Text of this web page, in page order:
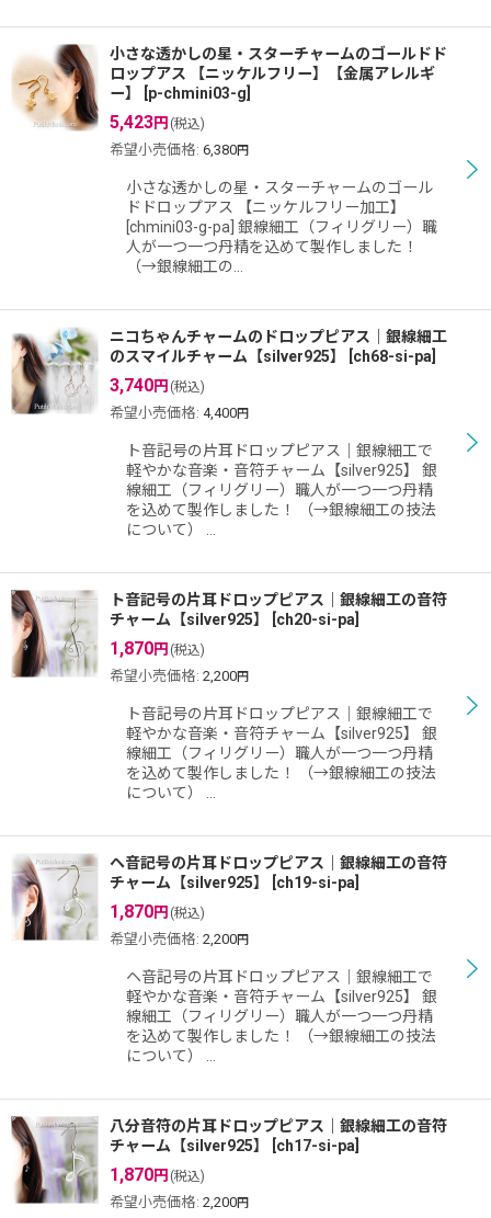
小さな透かしの星・スターチャームのゴールドド
ロップアス 【ニッケルフリー】【金属アレルギ
ー】
p-chmini03-g
5,423円 (税込)
希望小売価格: 6,380円
小さな透かしの星・スターチャームのゴール
ドドロップアス 【ニッケルフリー加工】
[chmini03-g-pa] 銀線細工（フィリグリー）職
人が一つ一つ丹精を込めて製作しました！
（→銀線細工の…
ニコちゃんチャームのドロップピアス｜銀線細工
のスマイルチャーム【silver925】
ch68-si-pa
3,740円 (税込)
希望小売価格: 4,400円
ト音記号の片耳ドロップピアス｜銀線細工で
軽やかな音楽・音符チャーム【silver925】 銀
線細工（フィリグリー）職人が一つ一つ丹精
を込めて製作しました！ （→銀線細工の技法
について） …
ト音記号の片耳ドロップピアス｜銀線細工の音符
チャーム【silver925】
ch20-si-pa
1,870円 (税込)
希望小売価格: 2,200円
ト音記号の片耳ドロップピアス｜銀線細工で
軽やかな音楽・音符チャーム【silver925】 銀
線細工（フィリグリー）職人が一つ一つ丹精
を込めて製作しました！ （→銀線細工の技法
について） …
ヘ音記号の片耳ドロップピアス｜銀線細工の音符
チャーム【silver925】
ch19-si-pa
1,870円 (税込)
希望小売価格: 2,200円
ヘ音記号の片耳ドロップピアス｜銀線細工で
軽やかな音楽・音符チャーム【silver925】 銀
線細工（フィリグリー）職人が一つ一つ丹精
を込めて製作しました！ （→銀線細工の技法
について） …
八分音符の片耳ドロップピアス｜銀線細工の音符
チャーム【silver925】
ch17-si-pa
1,870円 (税込)
希望小売価格: 2,200円